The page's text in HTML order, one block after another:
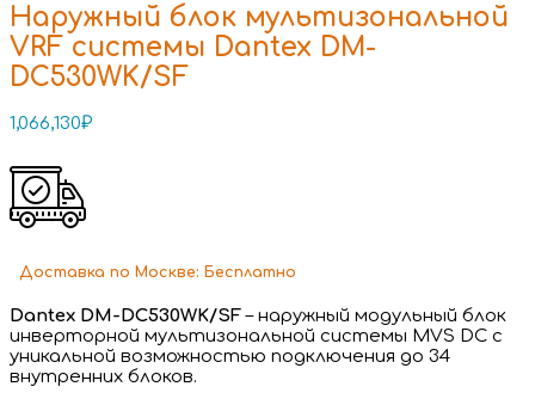
Наружный блок мультизональной
VRF системы Dantex DM-
DC530WK/SF
1,066,130₽
Доставка по Москве: Бесплатно
Dantex DM-DC530WK/SF– наружный модульный блок
инверторной мультизональной системы MVS DC с
уникальной возможностью подключения до 34
внутренних блоков.